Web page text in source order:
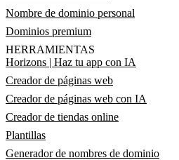
Nombre de dominio personal
Dominios premium
HERRAMIENTAS
Horizons | Haz tu app con IA
Creador de páginas web
Creador de páginas web con IA
Creador de tiendas online
Plantillas
Generador de nombres de dominio